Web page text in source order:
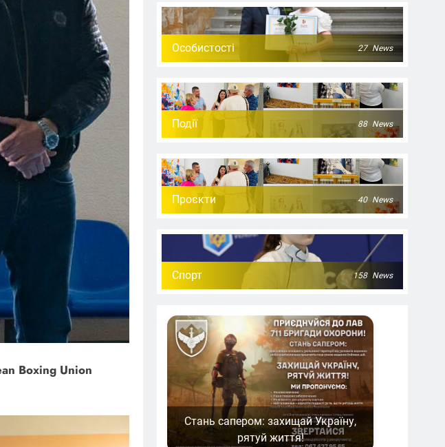
Boxing Union
Особистості 27 News
Події 88 News
Проєкти 40 News
Спорт 158 News
Стань сапером: захищай Україну,
рятуй життя!